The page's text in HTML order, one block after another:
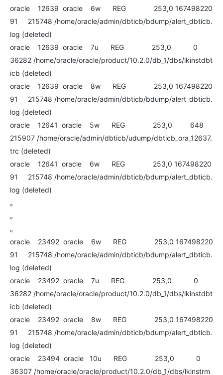
oracle 12639 oracle 6w REG 253,0 167498220
91 215748 /home/oracle/admin/dbticb/bdump/alert_dbticb.
log (deleted)
oracle 12639 oracle 7u REG 253,0 0
36282 /home/oracle/oracle/product/10.2.0/db_1/dbs/lkinstdbt
icb (deleted)
oracle 12639 oracle 8w REG 253,0 167498220
91 215748 /home/oracle/admin/dbticb/bdump/alert_dbticb.
log (deleted)
oracle 12641 oracle 5w REG 253,0 648
215907 /home/oracle/admin/dbticb/udump/dbticb_ora_12637.
trc (deleted)
oracle 12641 oracle 6w REG 253,0 167498220
91 215748 /home/oracle/admin/dbticb/bdump/alert_dbticb.
log (deleted)
。
。
。
oracle 23492 oracle 6w REG 253,0 167498220
91 215748 /home/oracle/admin/dbticb/bdump/alert_dbticb.
log (deleted)
oracle 23492 oracle 7u REG 253,0 0
36282 /home/oracle/oracle/product/10.2.0/db_1/dbs/lkinstdbt
icb (deleted)
oracle 23492 oracle 8w REG 253,0 167498220
91 215748 /home/oracle/admin/dbticb/bdump/alert_dbticb.
log (deleted)
oracle 23494 oracle 10u REG 253,0 0
36307 /home/oracle/oracle/product/10.2.0/db_1/dbs/lkinstrm